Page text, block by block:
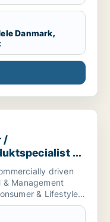
menneskelig og
se på helheden
fokus på
Danmark,
/
/
/
driven
Management
& Lifestyle
network in the
sales partners.